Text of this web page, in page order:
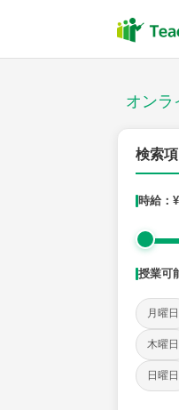
オンラ
検索項
時給：¥
授業可
月曜日
木曜日
日曜日
授業スタイル
数学
時給：¥1,000
授業可能日